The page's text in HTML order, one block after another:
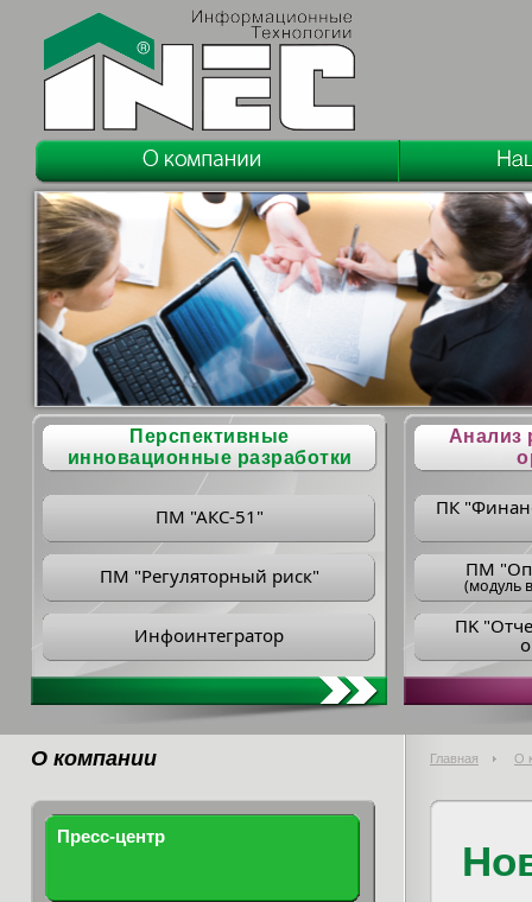
Перспективные
инновационные разработки
ПМ "АКС-51"
ПМ "Регуляторный риск"
Инфоинтегратор
Анализ
ПК
ПM
(модуль
ПK
О компании Главная О
Пресс-центр